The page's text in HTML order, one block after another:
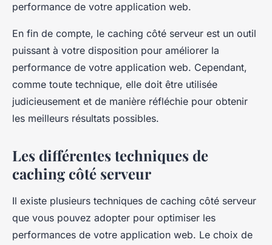
performance de votre application web.
En fin de compte, le caching côté serveur est un outil
puissant à votre disposition pour améliorer la
performance de votre application web. Cependant,
comme toute technique, elle doit être utilisée
judicieusement et de manière réfléchie pour obtenir
les meilleurs résultats possibles.
Les différentes techniques de
caching côté serveur
Il existe plusieurs techniques de caching côté serveur
que vous pouvez adopter pour optimiser les
performances de votre application web. Le choix de